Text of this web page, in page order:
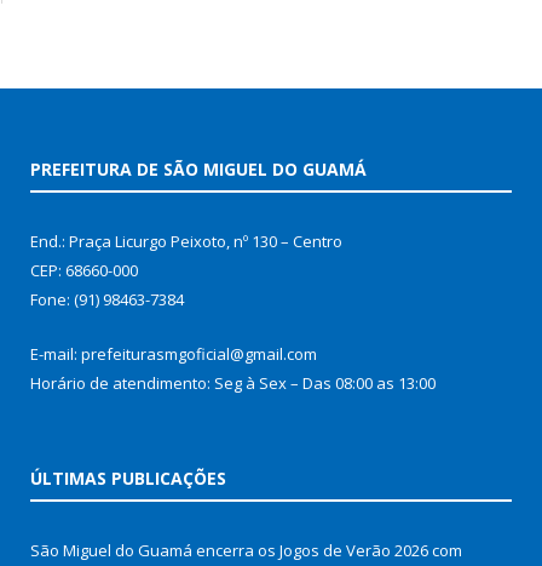
PREFEITURA DE SÃO MIGUEL DO GUAMÁ
End.: Praça Licurgo Peixoto, nº 130 – Centro
CEP: 68660-000
Fone: (91) 98463-7384
E-mail: prefeiturasmgoficial@gmail.com
Horário de atendimento: Seg à Sex – Das 08:00 as 13:00
ÚLTIMAS PUBLICAÇÕES
São Miguel do Guamá encerra os Jogos de Verão 2026 com